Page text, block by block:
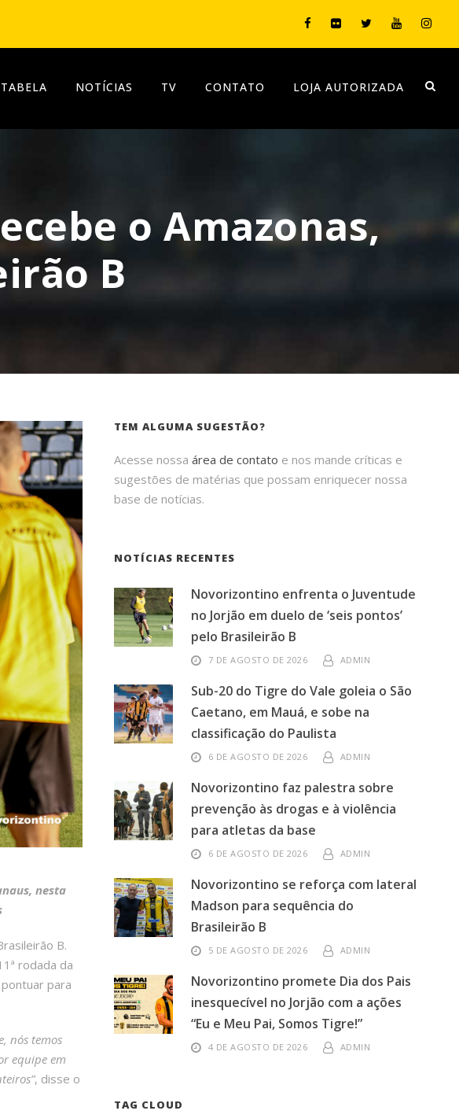
TABELA NOTÍCIAS TV CONTATO LOJA AUTORIZADA
o Amazonas,
B
nesta
B.
rodada da
para
nós temos
equipe em
, disse o
TEM ALGUMA SUGESTÃO?
Acesse nossaárea de contato e nos mande críticas e
sugestões de matérias que possam enriquecer nossa
base de notícias.
NOTÍCIAS RECENTES
Novorizontino enfrenta o Juventude
no Jorjão em duelo de ‘seis pontos’
pelo Brasileirão B
7 DE AGOSTO DE 2026 ADMIN
Sub-20 do Tigre do Vale goleia o São
Caetano, em Mauá, e sobe na
classificação do Paulista
6 DE AGOSTO DE 2026 ADMIN
Novorizontino faz palestra sobre
prevenção às drogas e à violência
para atletas da base
6 DE AGOSTO DE 2026 ADMIN
Novorizontino se reforça com lateral
Madson para sequência do
Brasileirão B
5 DE AGOSTO DE 2026 ADMIN
Novorizontino promete Dia dos Pais
inesquecível no Jorjão com a ações
“Eu e Meu Pai, Somos Tigre!”
4 DE AGOSTO DE 2026 ADMIN
TAG CLOUD